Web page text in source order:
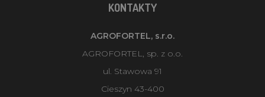
KONTAKTY
AGROFORTEL, s.r.o.
AGROFORTEL, sp. z o.o.
ul. Stawowa 91
Cieszyn 43-400